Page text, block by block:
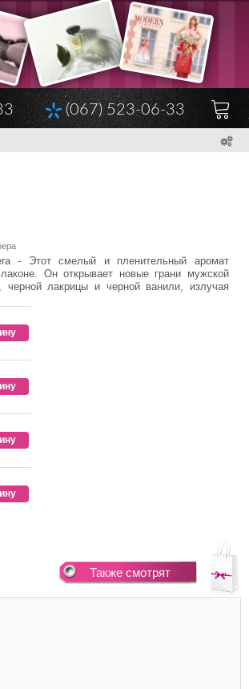
(067) 523-06-33
- Этот смелый и пленительный аромат
Он открывает новые грани мужской
черной лакрицы и черной ванили, излучая
Также смотрят